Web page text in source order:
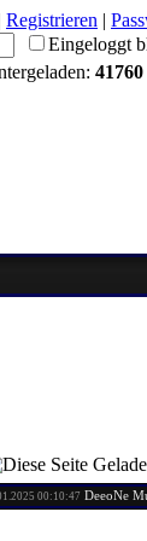
Registrieren |
Eingeloggt
41760
00:10:47DeeoNe Musik